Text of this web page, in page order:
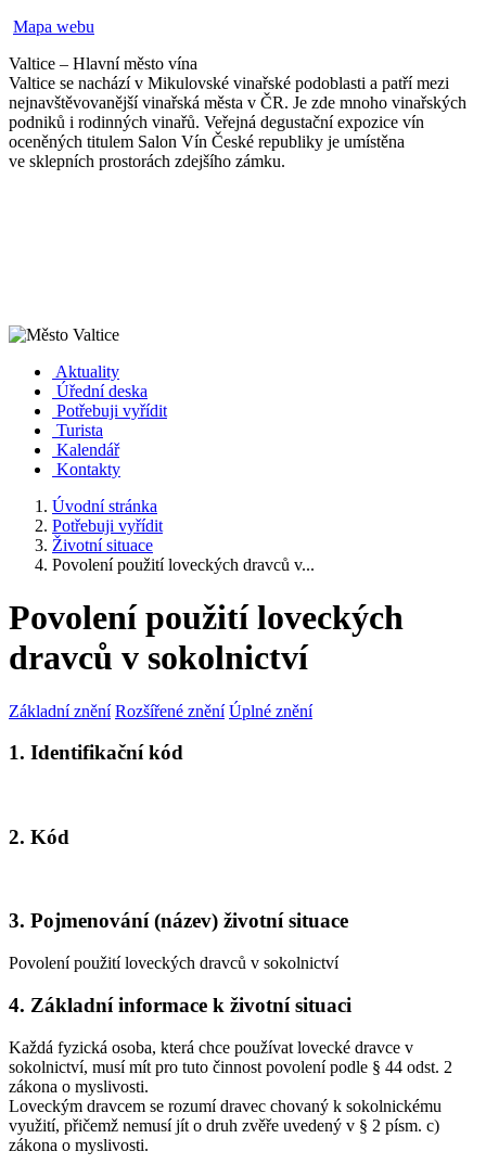
Mapa webu
Valtice – Hlavní město vína
Valtice se nachází v Mikulovské vinařské podoblasti a patří mezi
nejnavštěvovanější vinařská města v ČR. Je zde mnoho vinařských
podniků i rodinných vinařů. Veřejná degustační expozice vín
oceněných titulem Salon Vín České republiky je umístěna
ve sklepních prostorách zdejšího zámku.
Aktuality
Úřední deska
Potřebuji vyřídit
Turista
Kalendář
Kontakty
Úvodní stránka
Potřebuji vyřídit
Životní situace
Povolení použití loveckých dravců v...
Povolení použití loveckých
dravců v sokolnictví
Základní znění Rozšířené znění Úplné znění
1. Identifikační kód
2. Kód
3. Pojmenování (název) životní situace
Povolení použití loveckých dravců v sokolnictví
4. Základní informace k životní situaci
Každá fyzická osoba, která chce používat lovecké dravce v
sokolnictví, musí mít pro tuto činnost povolení podle § 44 odst. 2
zákona o myslivosti.
Loveckým dravcem se rozumí dravec chovaný k sokolnickému
využití, přičemž nemusí jít o druh zvěře uvedený v § 2 písm. c)
zákona o myslivosti.